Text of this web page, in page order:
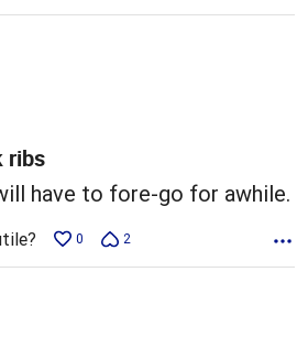
ribs
have to fore-go for awhile.
0 2